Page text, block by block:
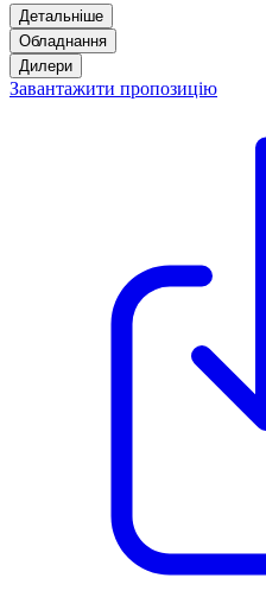
Детальніше
Обладнання
Дилери
Завантажити пропозицію